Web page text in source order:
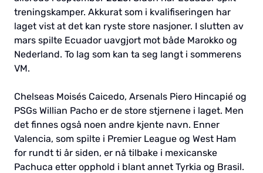
treningskamper. Akkurat som i kvalifiseringen har
laget vist at det kan ryste store nasjoner. I slutten av
mars spilte Ecuador uavgjort mot både Marokko og
Nederland. To lag som kan ta seg langt i sommerens
VM.
Chelseas Moisés Caicedo, Arsenals Piero Hincapié og
PSGs Willian Pacho er de store stjernene i laget. Men
det finnes også noen andre kjente navn. Enner
Valencia, som spilte i Premier League og West Ham
for rundt ti år siden, er nå tilbake i mexicanske
Pachuca etter opphold i blant annet Tyrkia og Brasil.